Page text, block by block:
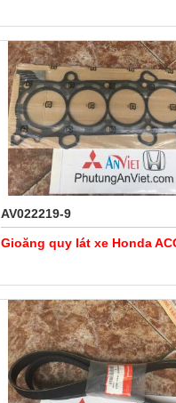
AV022219-9
Gioăng quy lát xe Honda